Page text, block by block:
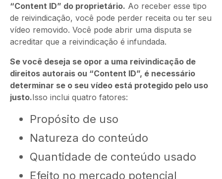
“Content ID” do proprietário. Ao receber esse tipo
de reivindicação, você pode perder receita ou ter seu
vídeo removido. Você pode abrir uma disputa se
acreditar que a reivindicação é infundada.
Se você deseja se opor a uma reivindicação de
direitos autorais ou “Content ID”, é necessário
determinar se o seu vídeo está protegido pelo uso
justo.Isso inclui quatro fatores:
Propósito de uso
Natureza do conteúdo
Quantidade de conteúdo usado
Efeito no mercado potencial